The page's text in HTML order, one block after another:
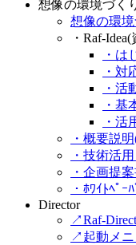
想像の環境づく
想像の環
・Raf-
・は
・対
・活
・基
・活
・概要説
・技術活
・企画提
・ﾎﾜｲﾄﾍﾟｰ
Director
↗Raf-
↗起動メニ